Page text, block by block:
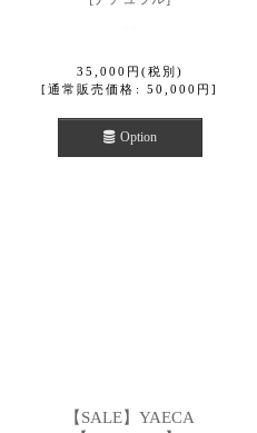
35,000 円 (税別)
[通常販売価格 : 50,000 円 ]
Option
【SALE】YAECA